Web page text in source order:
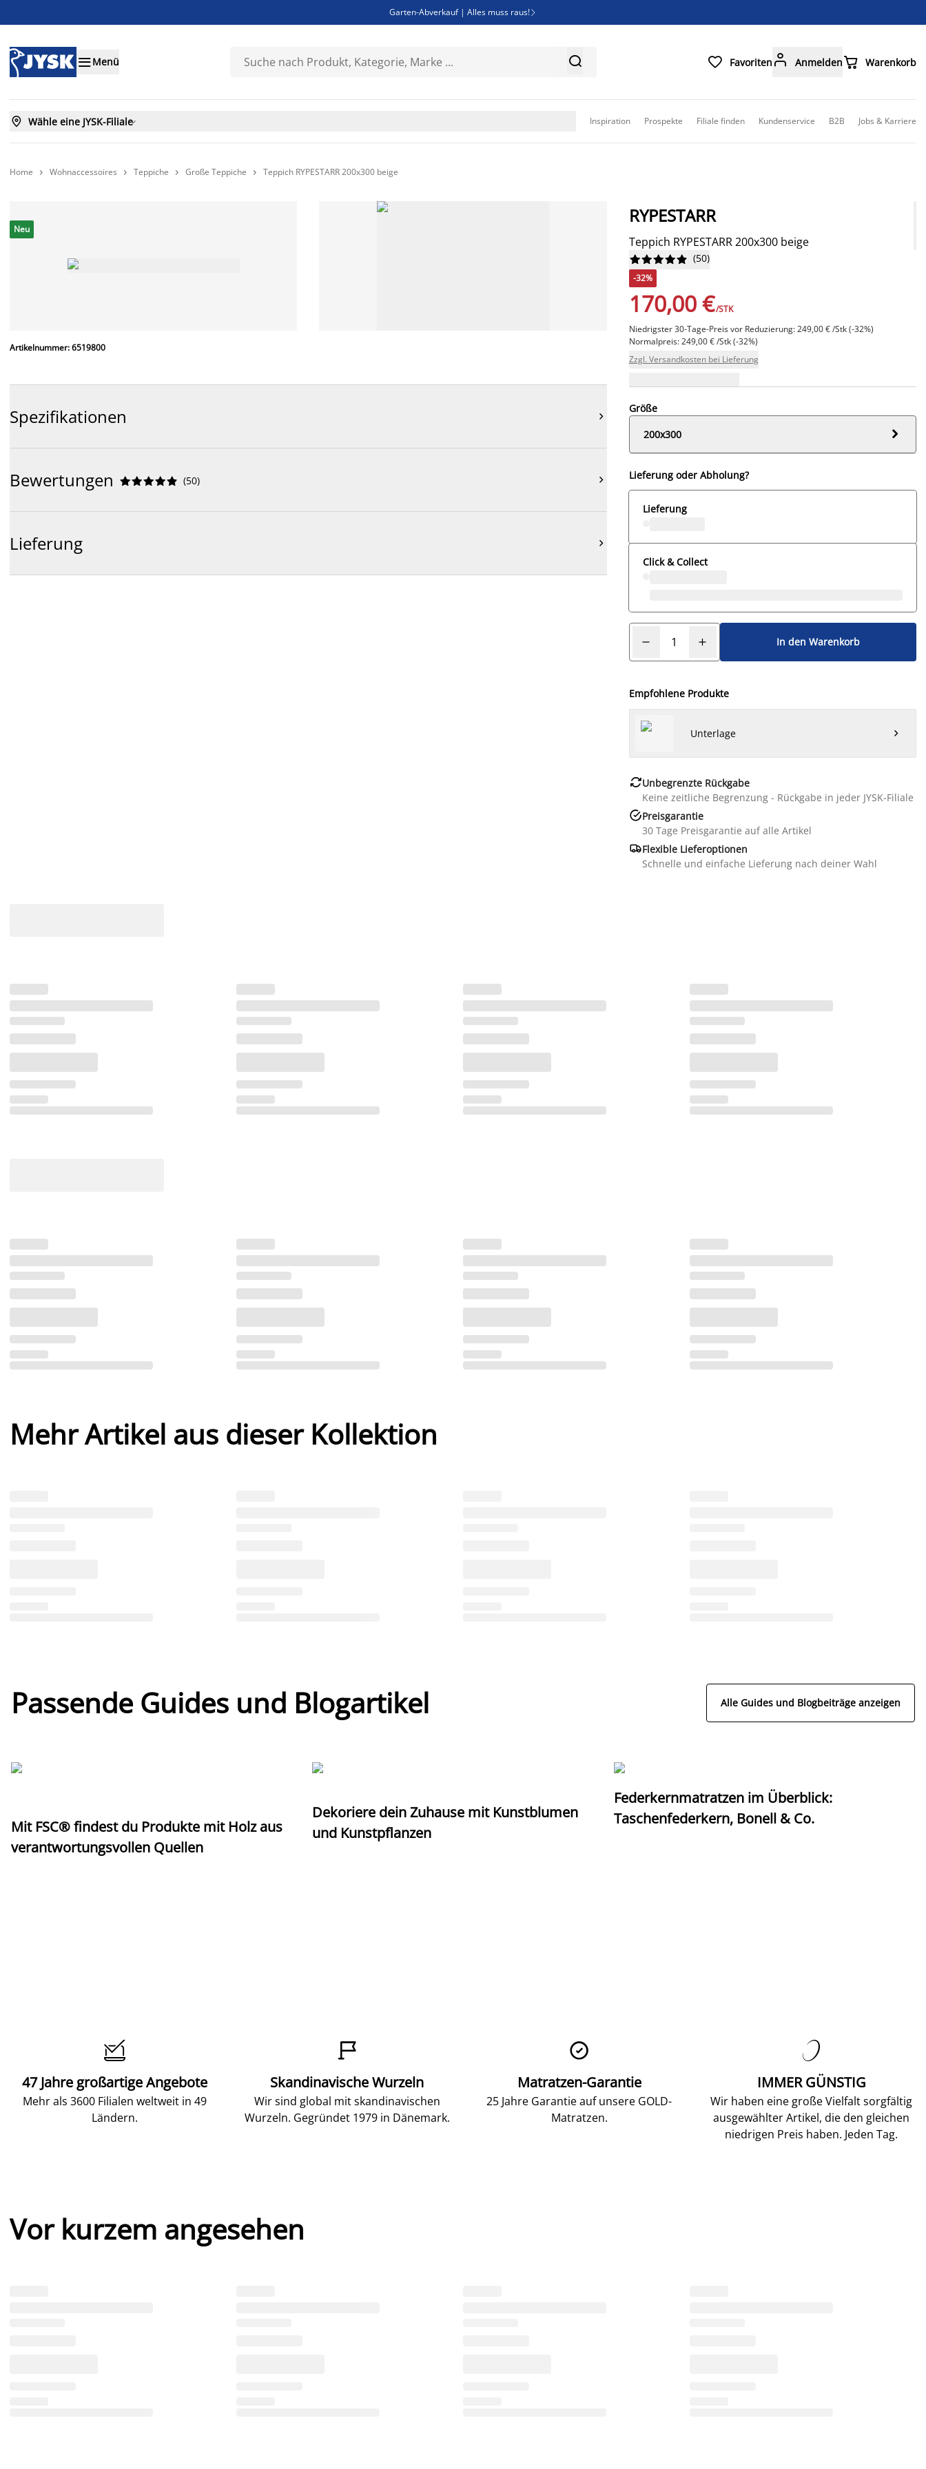
Garten-Abverkauf | Alles muss raus! 
Bist du Unternehmer? Entdecke JYSK-B2B
Menü   Favoriten  Anmelden Warenkorb
 Wähle eine JYSK-Filiale Inspiration Prospekte Filiale finden Kundenservice B2B Jobs & Karriere
Home  Wohnaccessoires  Teppiche  Große Teppiche  Teppich RYPESTARR 200x300 beige
Neu
Artikelnummer: 6519800
Spezifikationen 
Bewertungen 




 (50) 
Lieferung 
RYPESTARR
Teppich RYPESTARR 200x300 beige





 (50)
-32%
170,00 €/STK
Niedrigster 30-Tage-Preis vor Reduzierung: 249,00 € /Stk (-32%)
Normalpreis: 249,00 € /Stk (-32%)
Zzgl. Versandkosten bei Lieferung
Größe
200x300

Lieferung oder Abholung?
Lieferung
Click & Collect
In den Warenkorb
Empfohlene Produkte
Unterlage 
Unbegrenzte Rückgabe
Keine zeitliche Begrenzung - Rückgabe in jeder JYSK-Filiale
Preisgarantie
30 Tage Preisgarantie auf alle Artikel
Flexible Lieferoptionen
Schnelle und einfache Lieferung nach deiner Wahl
Mehr Artikel aus dieser Kollektion
Passende Guides und Blogartikel Alle Guides und Blogbeiträge anzeigen
Mit FSC® findest du Produkte mit Holz aus
verantwortungsvollen Quellen
Dekoriere dein Zuhause mit Kunstblumen
und Kunstpflanzen
Federkernmatratzen im Überblick:
Taschenfederkern, Bonell & Co.

47 Jahre großartige Angebote
Mehr als 3600 Filialen weltweit in 49
Ländern.

Skandinavische Wurzeln
Wir sind global mit skandinavischen
Wurzeln. Gegründet 1979 in Dänemark.

Matratzen-Garantie
25 Jahre Garantie auf unsere GOLD-
Matratzen.

IMMER GÜNSTIG
Wir haben eine große Vielfalt sorgfältig
ausgewählter Artikel, die den gleichen
niedrigen Preis haben. Jeden Tag.
Vor kurzem angesehen